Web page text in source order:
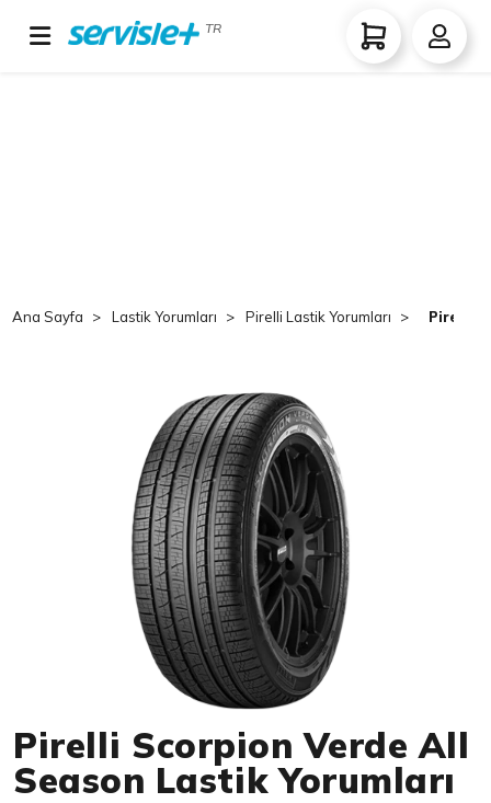
TR
Ana Sayfa Lastik Yorumları Pirelli Lastik Yorumları Pirelli
Pirelli Scorpion Verde All
Season Lastik Yorumları